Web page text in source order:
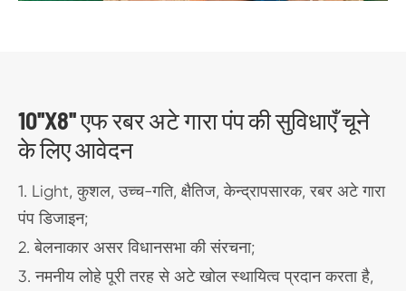
10''X8'' एफ रबर अटे गारा पंप की सुविधाएँ चूने
के लिए आवेदन
1. Light, कुशल, उच्च-गति, क्षैतिज, केन्द्रापसारक, रबर अटे गारा
पंप डिजाइन;
2. बेलनाकार असर विधानसभा की संरचना;
3. नमनीय लोहे पूरी तरह से अटे खोल स्थायित्व प्रदान करता है,